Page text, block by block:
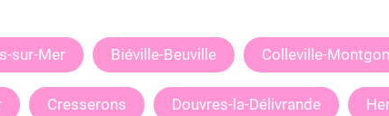
sur-Mer Biéville-Beuville Colleville-
Cresserons Douvres-la-Délivrande